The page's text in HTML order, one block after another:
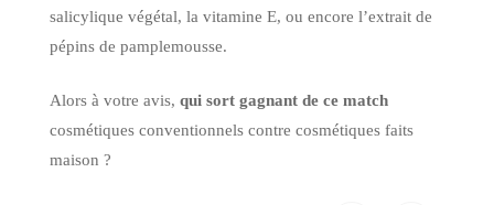
salicylique végétal, la vitamine E, ou encore l’extrait de
pépins de pamplemousse.
Alors à votre avis, qui sort gagnant de ce match
cosmétiques conventionnels contre cosmétiques faits
maison ?